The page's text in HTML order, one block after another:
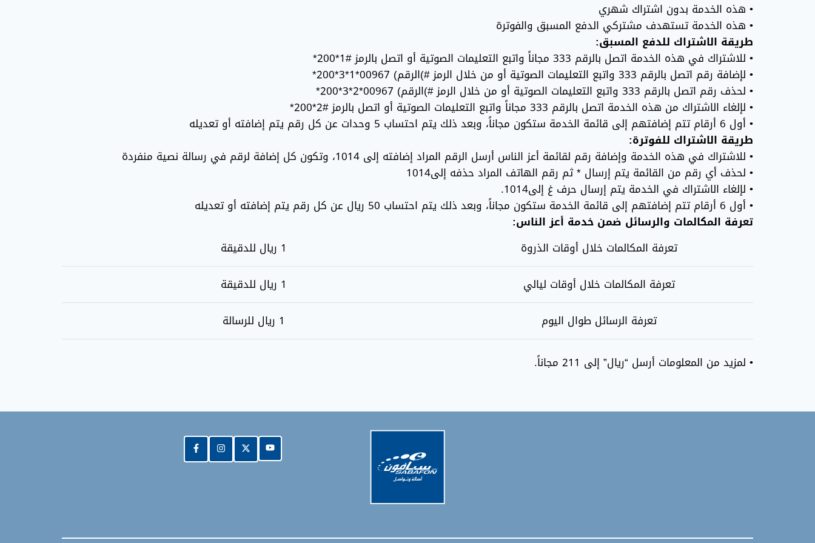
• هذه الخدمة بدون اشتراك شهري
• هذه الخدمة تستهدف مشتركي الدفع المسبق والفوترة
طريقة الاشتراك للدفع المسبق:
• للاشتراك في هذه الخدمة اتصل بالرقم 333 مجاناً واتبع التعليمات الصوتية أو اتصل بالرمز #1*200*
• لإضافة رقم اتصل بالرقم 333 واتبع التعليمات الصوتية أو من خلال الرمز #)الرقم) 00967*1*3*200*
• لحذف رقم اتصل بالرقم 333 واتبع التعليمات الصوتية أو من خلال الرمز #)الرقم) 00967*2*3*200*
• لإلغاء الاشتراك من هذه الخدمة اتصل بالرقم 333 مجاناً واتبع التعليمات الصوتية أو اتصل بالرمز #2*200*
• أول 6 أرقام تتم إضافتهم إلى قائمة الخدمة ستكون مجاناً، وبعد ذلك يتم احتساب 5 وحدات عن كل رقم يتم إضافته أو تعديله
طريقة الاشتراك للفوترة:
• للاشتراك في هذه الخدمة وإضافة رقم لقائمة أعز الناس أرسل الرقم المراد إضافته إلى 1014، وتكون كل إضافة لرقم في رسالة نصية منفردة
• لحذف أي رقم من القائمة يتم إرسال * ثم رقم الهاتف المراد حذفه إلى1014
• لإلغاء الاشتراك في الخدمة يتم إرسال حرف غ إلى1014.
• أول 6 أرقام تتم إضافتهم إلى قائمة الخدمة ستكون مجاناً، وبعد ذلك يتم احتساب 50 ريال عن كل رقم يتم إضافته أو تعديله
تعرفة المكالمات والرسائل ضمن خدمة أعز الناس:
تعرفة المكالمات خلال أوقات الذروة
1 ريال للدقيقة
تعرفة المكالمات خلال أوقات ليالي
1 ريال للدقيقة
تعرفة الرسائل طوال اليوم
1 ريال للرسالة
• لمزيد من المعلومات أرسل “ريال” إلى 211 مجاناً.